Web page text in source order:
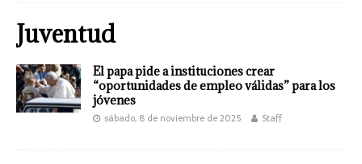
Juventud
El papa pide a instituciones crear
“oportunidades de empleo válidas” para los
jóvenes
sábado, 8 de noviembre de 2025 Staff